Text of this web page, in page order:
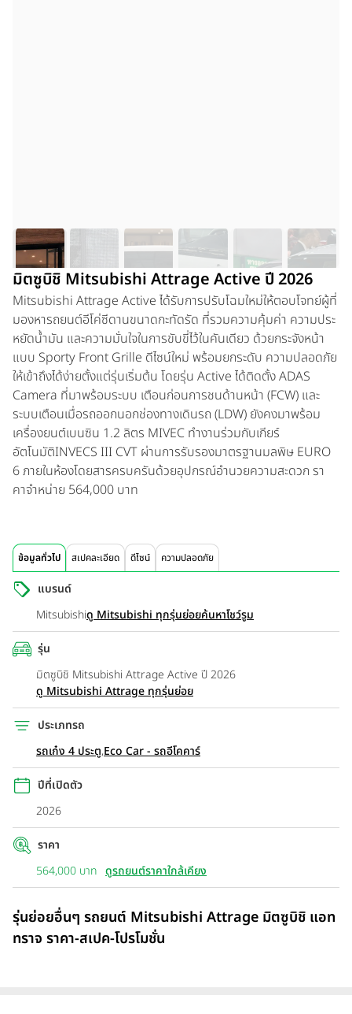
มิตซูบิชิ Mitsubishi Attrage Active ปี 2026
Mitsubishi Attrage Active ได้รับการปรับโฉมใหม่ให้ตอบโจทย์ผู้ที่
มองหารถยนต์อีโค่ซีดานขนาดกะทัดรัด ที่รวมความคุ้มค่า ความประ
หยัดนํ้ามัน และความมั่นใจในการขับขี่ไว้ในคันเดียว ด้วยกระจังหน้า
แบบ Sporty Front Grille ดีไซน์ใหม่ พร้อมยกระดับ ความปลอดภัย
ให้เข้าถึงได้ง่ายตั้งแต่รุ่นเริ่มต้น โดยรุ่น Active ได้ติดตั้ง ADAS
Camera ที่มาพร้อมระบบ เตือนก่อนการชนด้านหน้า (FCW) และ
ระบบเตือนเมื่อรถออกนอกช่องทางเดินรถ (LDW) ยังคงมาพร้อม
เครื่องยนต์เบนซิน 1.2 ลิตร MIVEC ทํางานร่วมกับเกียร์
อัตโนมัติINVECS III CVT ผ่านการรับรองมาตรฐานมลพิษ EURO
6 ภายในห้องโดยสารครบครันด้วยอุปกรณ์อํานวยความสะดวก รา
คาจําหน่าย 564,000 บาท
ข้อมูลทั่วไป สเปคละเอียด ดีไซน์ ความปลอดภัย
แบรนด์
Mitsubishiดู Mitsubishi ทุกรุ่นย่อยค้นหาโชว์รูม
รุ่น
มิตซูบิชิ Mitsubishi Attrage Active ปี 2026
ดู Mitsubishi Attrage ทุกรุ่นย่อย
ประเภทรถ
รถเก๋ง 4 ประตู,Eco Car - รถอีโคคาร์
ปีที่เปิดตัว
2026
ราคา
564,000 บาท ดูรถยนต์ราคาใกล้เคียง
รุ่นย่อยอื่นๆ รถยนต์ Mitsubishi Attrage มิตซูบิชิ แอท
ทราจ ราคา-สเปค-โปรโมชั่น